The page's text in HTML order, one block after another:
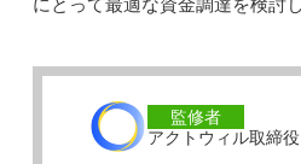
監修者
アクトウィル取締